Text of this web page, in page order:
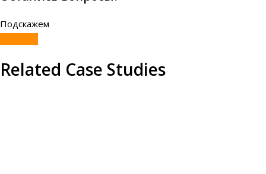
Подскажем
Related Case Studies